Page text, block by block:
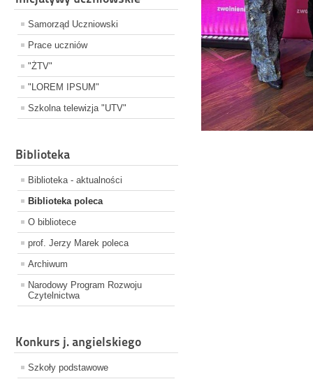
Samorząd Uczniowski
Prace uczniów
"ŻTV"
"LOREM IPSUM"
Szkolna telewizja "UTV"
Biblioteka
Biblioteka - aktualności
Biblioteka poleca
O bibliotece
prof. Jerzy Marek poleca
Archiwum
Narodowy Program Rozwoju
Czytelnictwa
Konkurs j. angielskiego
Szkoły podstawowe